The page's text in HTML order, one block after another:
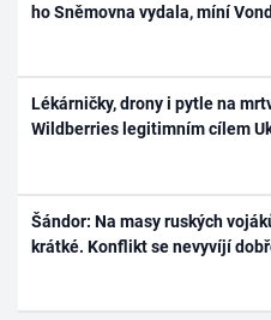
ho Sněmovna vydala, míní
Lékárničky, drony i pytle na
Wildberries legitimním cílem
Šándor: Na masy ruských
krátké. Konflikt se nevyvíjí